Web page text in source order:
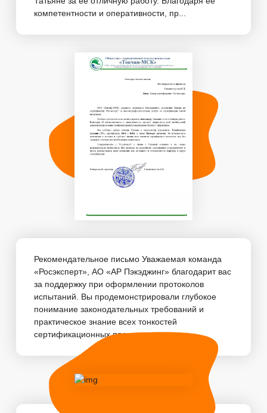
компетентности и оперативности, пр...
Рекомендательное письмо Уважаемая команда
«Росэксперт», АО «АР Пэкэджинг» благодарит вас
за поддержку при оформлении протоколов
испытаний. Вы продемонстрировали глубокое
понимание законодательных требований и
практическое знание всех тонкостей
сертификационных про...